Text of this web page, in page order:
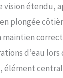
du masque de
le nez, de sorte
dispose
qui vous permet
facilement et
avec un grand
vision étendu,
plongée
maintien
d’eau lors
élément